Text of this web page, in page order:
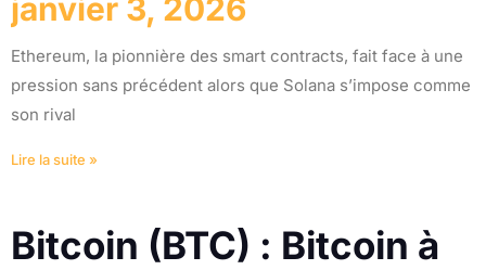
janvier 3, 2026
Ethereum, la pionnière des smart contracts, fait face à une
pression sans précédent alors que Solana s’impose comme
son rival
Lire la suite »
Bitcoin (BTC) : Bitcoin à